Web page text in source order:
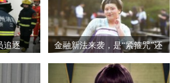
追逐
金融新法来袭，是“紧箍咒”还